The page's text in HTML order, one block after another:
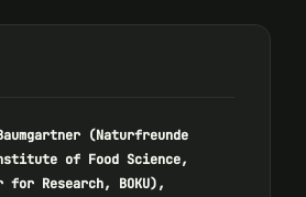
(Naturfreunde
of Food Science,
Research, BOKU),